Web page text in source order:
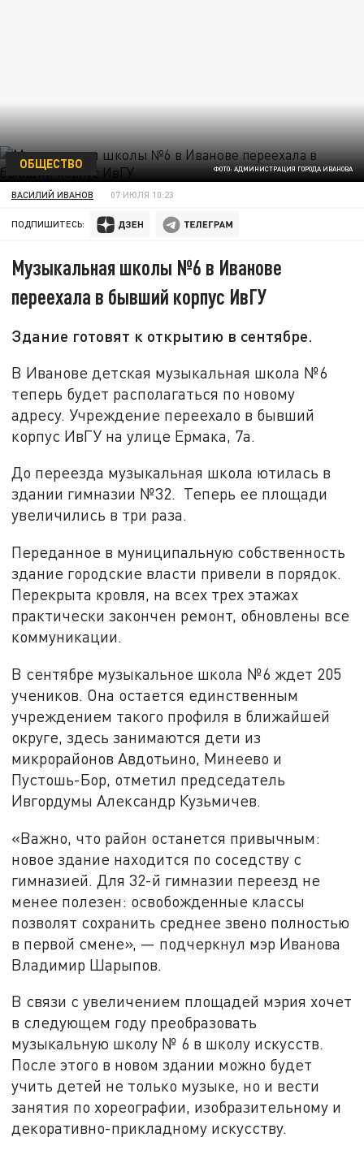
ФОТО: АДМИНИСТРАЦИЯ ГОРОДА ИВАНОВА
ОБЩЕСТВО
ВАСИЛИЙ ИВАНОВ 07 ИЮЛЯ 10:23
ПОДПИШИТЕСЬ:
Музыкальная школы №6 в Иванове
переехала в бывший корпус ИвГУ
Здание готовят к открытию в сентябре.
В Иванове детская музыкальная школа №6
теперь будет располагаться по новому
адресу. Учреждение переехало в бывший
корпус ИвГУ на улице Ермака, 7а.
До переезда музыкальная школа ютилась в
здании гимназии №32. Теперь ее площади
увеличились в три раза.
Переданное в муниципальную собственность
здание городские власти привели в порядок.
Перекрыта кровля, на всех трех этажах
практически закончен ремонт, обновлены все
коммуникации.
В сентябре музыкальное школа №6 ждет 205
учеников. Она остается единственным
учреждением такого профиля в ближайшей
округе, здесь занимаются дети из
микрорайонов Авдотьино, Минеево и
Пустошь-Бор, отметил председатель
Ивгордумы Александр Кузьмичев.
«Важно, что район останется привычным:
новое здание находится по соседству с
гимназией. Для 32-й гимназии переезд не
менее полезен: освобожденные классы
позволят сохранить среднее звено полностью
в первой смене», — подчеркнул мэр Иванова
Владимир Шарыпов.
В связи с увеличением площадей мэрия хочет
в следующем году преобразовать
музыкальную школу № 6 в школу искусств.
После этого в новом здании можно будет
учить детей не только музыке, но и вести
занятия по хореографии, изобразительному и
декоративно-прикладному искусству.